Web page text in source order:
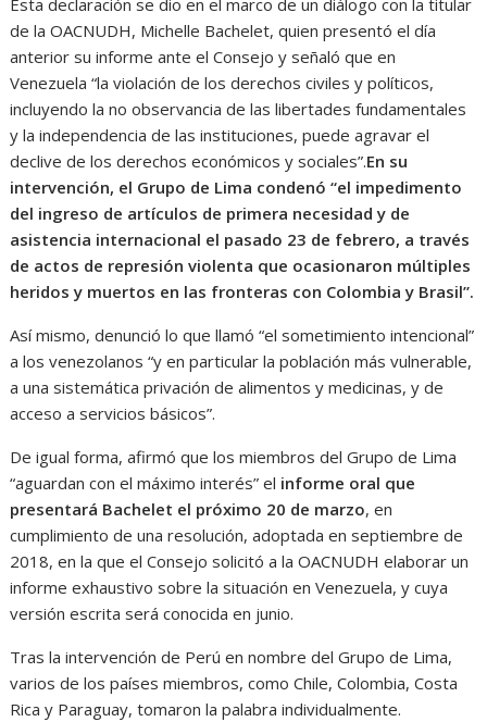
Esta declaración se dio en el marco de un diálogo con la titular
de la OACNUDH, Michelle Bachelet, quien presentó el día
anterior su informe ante el Consejo y señaló que en
Venezuela “la violación de los derechos civiles y políticos,
incluyendo la no observancia de las libertades fundamentales
y la independencia de las instituciones, puede agravar el
declive de los derechos económicos y sociales”.En su
intervención, el Grupo de Lima condenó “el impedimento
del ingreso de artículos de primera necesidad y de
asistencia internacional el pasado 23 de febrero, a través
de actos de represión violenta que ocasionaron múltiples
heridos y muertos en las fronteras con Colombia y Brasil”.
Así mismo, denunció lo que llamó “el sometimiento intencional”
a los venezolanos “y en particular la población más vulnerable,
a una sistemática privación de alimentos y medicinas, y de
acceso a servicios básicos”.
De igual forma, afirmó que los miembros del Grupo de Lima
“aguardan con el máximo interés” el informe oral que
presentará Bachelet el próximo 20 de marzo, en
cumplimiento de una resolución, adoptada en septiembre de
2018, en la que el Consejo solicitó a la OACNUDH elaborar un
informe exhaustivo sobre la situación en Venezuela, y cuya
versión escrita será conocida en junio.
Tras la intervención de Perú en nombre del Grupo de Lima,
varios de los países miembros, como Chile, Colombia, Costa
Rica y Paraguay, tomaron la palabra individualmente.